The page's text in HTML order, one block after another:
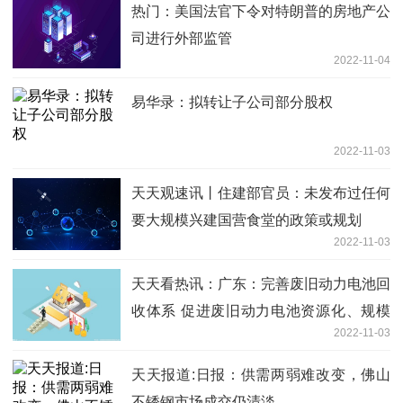
热门：美国法官下令对特朗普的房地产公
司进行外部监管
2022-11-04
易华录：拟转让子公司部分股权
2022-11-03
天天观速讯丨住建部官员：未发布过任何
要大规模兴建国营食堂的政策或规划
2022-11-03
天天看热讯：广东：完善废旧动力电池回
收体系 促进废旧动力电池资源化、规模
2022-11-03
天天报道:日报：供需两弱难改变，佛山